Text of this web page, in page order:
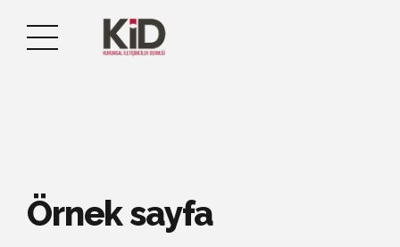
Örnek sayfa